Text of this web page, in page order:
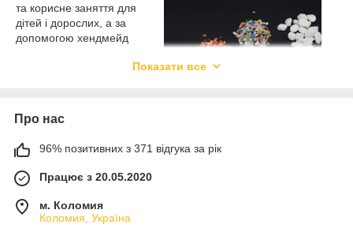
та корисне заняття для
дітей і дорослих, а за
допомогою хендмейд
створити своїми руками
досвідченим майстром,
просто потрібно купити
все необхідне для ручної
творчості. Декоративні
різнобарвні камінці — це необхідний атрибут для творчого
напряму. З їхньою допомогою можна втілювати в життя
неймовірні ідеї й отримувати чудовий результат. У нас ви
зможете замовитикамінці подрібнені поліровані
Показати все
Про нас
96% позитивних з 371 відгука за рік
Працює з 20.05.2020
м. Коломия
Коломия, Україна